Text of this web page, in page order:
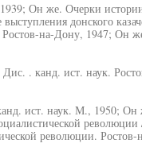
Он же. Очерки
донского
на-Дону, 1947; Он
. канд. ист. наук.
ист. наук. М., 1950; Он
революции.